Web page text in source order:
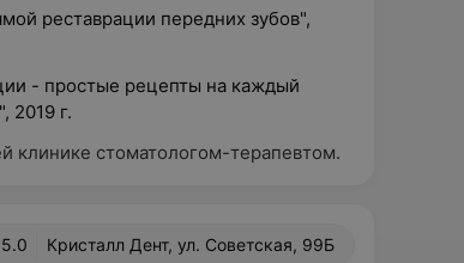
реставрации передних зубов",
- простые рецепты на каждый
2019 г.
клинике стоматологом-терапевтом.
5.0 Кристалл Дент, ул. Советская, 99Б